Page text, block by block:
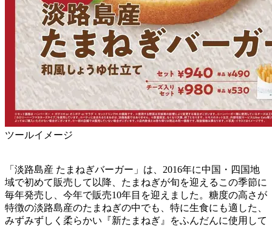
ツールイメージ
「淡路島産 たまねぎバーガー」は、2016年に中国・四国地
域で初めて販売して以降、たまねぎが旬を迎えるこの季節に
毎年発売し、今年で販売10年目を迎えました。糖度の高さが
特徴の淡路島産のたまねぎの中でも、特に生食にも適した、
みずみずしく柔らかい『新たまねぎ』をふんだんに使用して